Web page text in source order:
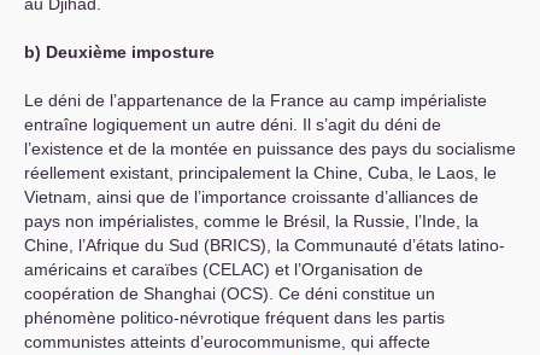
b) Deuxième imposture
Le déni de l’appartenance de la France au camp impérialiste
entraîne logiquement un autre déni. Il s’agit du déni de
l’existence et de la montée en puissance des pays du socialisme
réellement existant, principalement la Chine, Cuba, le Laos, le
Vietnam, ainsi que de l’importance croissante d’alliances de
pays non impérialistes, comme le Brésil, la Russie, l’Inde, la
Chine, l’Afrique du Sud (BRICS), la Communauté d’états latino-
américains et caraïbes (CELAC) et l’Organisation de
coopération de Shanghai (OCS). Ce déni constitue un
phénomène politico-névrotique fréquent dans les partis
communistes atteints d’eurocommunisme, qui affecte